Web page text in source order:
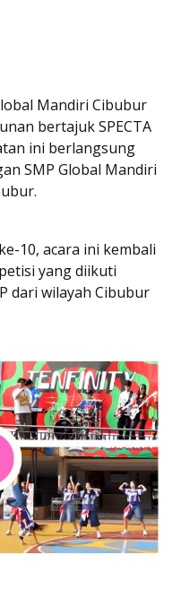
Mandiri Cibubur
bertajuk SPECTA
ini berlangsung
SMP Global Mandiri
10, acara ini kembali
yang diikuti
dari wilayah Cibubur